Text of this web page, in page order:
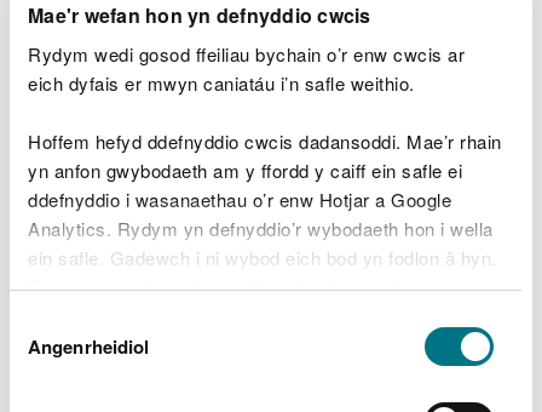
Mae'r wefan hon yn defnyddio cwcis
Rydym wedi gosod ffeiliau bychain o’r enw cwcis ar
eich dyfais er mwyn caniatáu i’n safle weithio.
Hoffem hefyd ddefnyddio cwcis dadansoddi. Mae’r rhain
yn anfon gwybodaeth am y ffordd y caiff ein safle ei
ddefnyddio i wasanaethau o’r enw Hotjar a Google
Analytics. Rydym yn defnyddio’r wybodaeth hon i wella
ein safle. Gadewch i ni wybod eich bod yn fodlon â hyn.
Byddwn yn defnyddio cwci i gadw eich dewis.
Gellirdarllen mwy am ein cwcis cyn i chi ddewis.
Caniatâd
Angenrheidiol
gwneud sylwadau personol neu dramgwyddus
am ein staff (mae gennym i gyd deimladau)
dyfalu ar ymchwiliadau cyfredol neu achosion
llys parhaus
hawlfraint i'w ddefnyddio
sbamio ni trwy bostio'r un cynnwys dro ar ôl tro
(negeseuon cyson negyddol neu ddifrïol sy'n
ceisio pryfocio ymateb)
Peidiwch â'i difetha i
bawb arall
Nid ydym yn dymuno gwahardd unrhyw un o'n